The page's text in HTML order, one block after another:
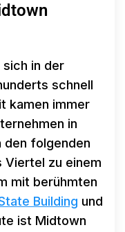
sich in der
schnell
kamen immer
in
den folgenden
Viertel zu einem
mit berühmten
Building und
ist Midtown